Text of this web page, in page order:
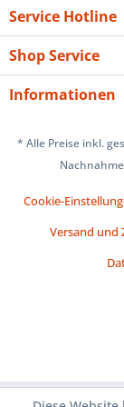
Service Hotline
Shop Service
Informationen
* Alle Preise inkl.
Cookie-
Versand und